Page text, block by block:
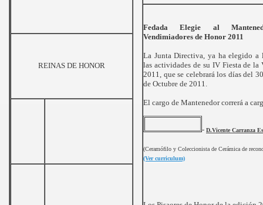
Fedada Elegie al
Vendimiadores de Honor 2011
La Junta Directiva, ya ha elegido a
las actividades de su IV Fiesta de
2011, que se celebrará los días del
de Octubre de 2011.
El cargo de Mantenedor correrá a
- D.Vicente Carranza
(Ceramófilo y Coleccionista de Cerámica de
(Ver curriculum)
REINAS DE HONOR